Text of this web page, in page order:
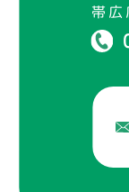
帯広